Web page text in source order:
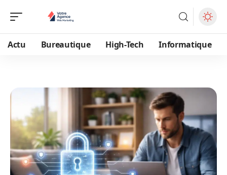
Actu Bureautique High-Tech Informatique